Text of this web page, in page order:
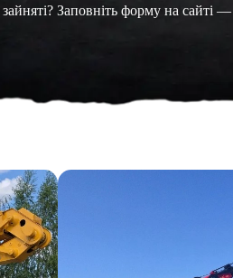
зайняті? Заповніть форму на